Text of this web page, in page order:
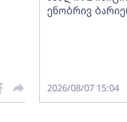
ენობრივ
2026/08/07 15:04